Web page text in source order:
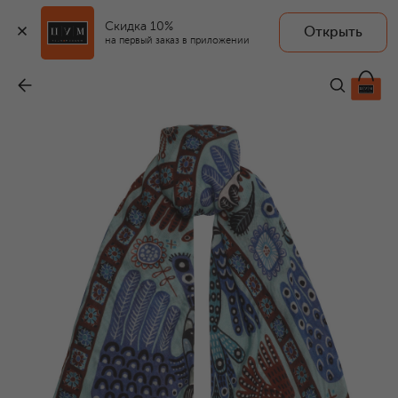
Скидка 10%
на первый заказ в приложении
Открыть
27 970 ₽